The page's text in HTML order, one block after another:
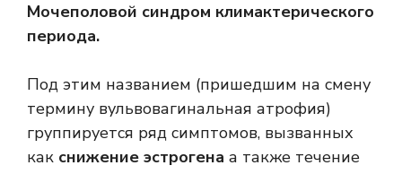
Мочеполовой синдром климактерического
периода.
Под этим названием (пришедшим на смену
термину вульвовагинальная атрофия)
группируется ряд симптомов, вызванных
как снижение эстрогена а также течение